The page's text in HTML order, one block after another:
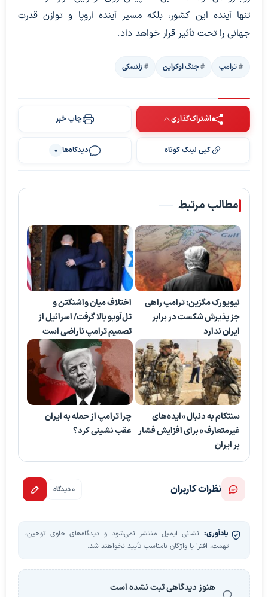
تنها آینده این کشور، بلکه مسیر آینده اروپا و توازن قدرت
جهانی را تحت تأثیر قرار خواهد داد.
ترامپ جنگ اوکراین زلنسکی
اشتراک‌گذاری چاپ خبر
کپی لینک کوتاه دیدگاه‌ها 0
مطالب مرتبط
نیویورک مگزین: ترامپ راهی
جز پذیرش شکست در برابر
ایران ندارد
اختلاف میان واشنگتن و
تل‌آویو بالا گرفت/ اسرائیل از
تصمیم ترامپ ناراضی است
سنتکام به دنبال «ایده‌های
غیرمتعارف» برای افزایش فشار
بر ایران
چرا ترامپ از حمله به ایران
عقب نشینی کرد؟
نظرات کاربران 0 دیدگاه
یادآوری: نشانی ایمیل منتشر نمی‌شود و دیدگاه‌های حاوی توهین،
تهمت، افترا یا واژگان نامناسب تأیید نخواهند شد.
هنوز دیدگاهی ثبت نشده است